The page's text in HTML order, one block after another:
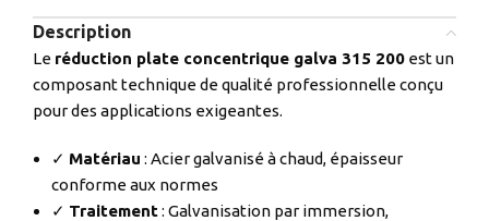
Description
Le réduction plate concentrique galva 315 200 est un
composant technique de qualité professionnelle conçu
pour des applications exigeantes.
✓ Matériau : Acier galvanisé à chaud, épaisseur
conforme aux normes
✓ Traitement: Galvanisation par immersion,